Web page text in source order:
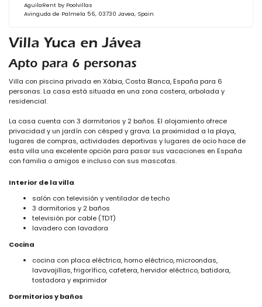
Villa Yuca en Jávea
Apto para 6 personas
Villa con piscina privada en Xàbia, Costa Blanca, España para 6
personas. La casa está situada en una zona costera, arbolada y
residencial.
La casa cuenta con 3 dormitorios y 2 baños. El alojamiento ofrece
privacidad y un jardín con césped y grava. La proximidad a la playa,
lugares de compras, actividades deportivas y lugares de ocio hace de
esta villa una excelente opción para pasar sus vacaciones en España
con familia o amigos e incluso con sus mascotas.
Interior de la villa
salón con televisión y ventilador de techo
3 dormitorios y 2 baños
televisión por cable (TDT)
lavadero con lavadora
Cocina
cocina con placa eléctrica, horno eléctrico, microondas,
lavavajillas, frigorífico, cafetera, hervidor eléctrico, batidora,
tostadora y exprimidor
Dormitorios y baños
AguilaRent by Poolvillas
Avinguda de Palmela 56, 03730 Javea, Spain